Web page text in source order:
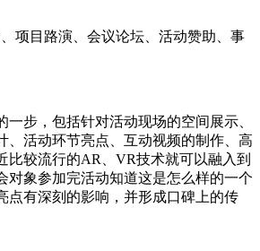
项目路演、会议论坛、活动赞助、事
一步，包括针对活动现场的空间展示、
、活动环节亮点、互动视频的制作、高
比较流行的AR、VR技术就可以融入到
对象参加完活动知道这是怎么样的一个
点有深刻的影响，并形成口碑上的传